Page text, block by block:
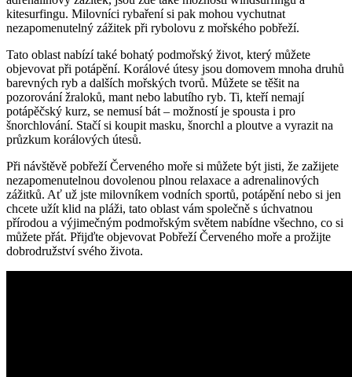
kitesurfingu. Milovníci rybaření si pak mohou vychutnat
nezapomenutelný zážitek při rybolovu z mořského pobřeží.
Tato oblast nabízí také bohatý podmořský život, který můžete
objevovat při potápění. Korálové útesy jsou domovem mnoha druhů
barevných ryb a dalších mořských tvorů. Můžete se těšit na
pozorování žraloků, mant nebo labutího ryb. Ti, kteří nemají
potápěčský kurz, se nemusí bát – možností je spousta i pro
šnorchlování. Stačí si koupit masku, šnorchl a ploutve a vyrazit na
průzkum korálových útesů.
Při návštěvě pobřeží Červeného moře si můžete být jisti, že zažijete
nezapomenutelnou dovolenou plnou relaxace a adrenalinových
zážitků. Ať už jste milovníkem vodních sportů, potápění nebo si jen
chcete užít klid na pláži, tato oblast vám společně s úchvatnou
přírodou a výjimečným podmořským světem nabídne všechno, co si
můžete přát. Přijďte objevovat Pobřeží Červeného moře a prožijte
dobrodružství svého života.